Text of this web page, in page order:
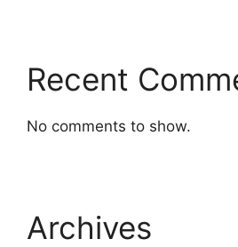
Recent
No comments to show.
Archives